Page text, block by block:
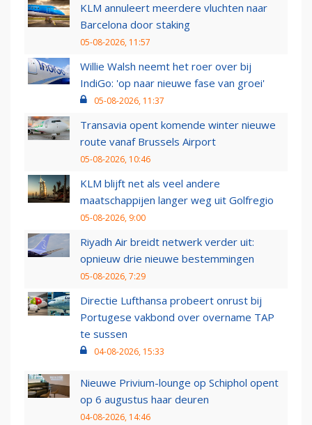
KLM annuleert meerdere vluchten naar
Barcelona door staking
05-08-2026, 11:57
Willie Walsh neemt het roer over bij
IndiGo: 'op naar nieuwe fase van groei'
05-08-2026, 11:37
Transavia opent komende winter nieuwe
route vanaf Brussels Airport
05-08-2026, 10:46
KLM blijft net als veel andere
maatschappijen langer weg uit Golfregio
05-08-2026, 9:00
Riyadh Air breidt netwerk verder uit:
opnieuw drie nieuwe bestemmingen
05-08-2026, 7:29
Directie Lufthansa probeert onrust bij
Portugese vakbond over overname TAP
te sussen
04-08-2026, 15:33
Nieuwe Privium-lounge op Schiphol opent
op 6 augustus haar deuren
04-08-2026, 14:46